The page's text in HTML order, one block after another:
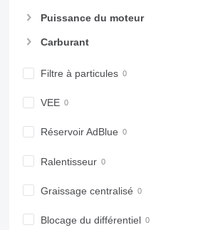
953
955
963
972
980
982
990
AP
Puissance du moteur
Carburant
Filtre à particules
VEE
Réservoir AdBlue
Ralentisseur
Graissage centralisé
Blocage du différentiel